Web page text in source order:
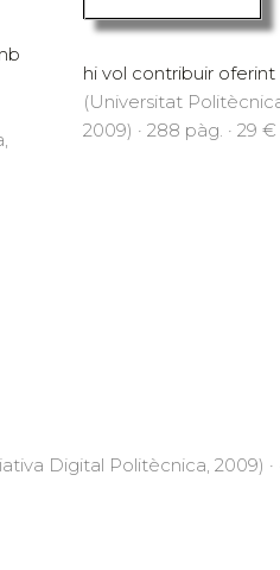
hi vol contribuir oferint
(Universitat
2009) · 288 pàg. · 29 €
Digital Politècnica, 2009) ·